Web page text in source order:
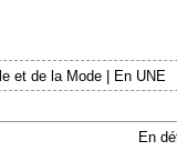
et de la Mode
En UNE
En